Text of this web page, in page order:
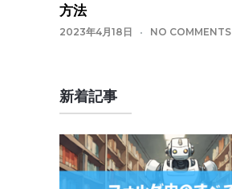
方法
2023年4月18日 NO COMMENTS
新着記事